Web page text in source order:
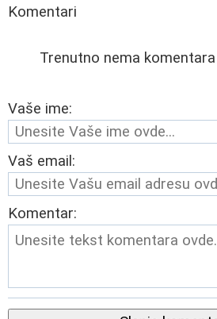
Komentari
Trenutno nema
Vaše ime:
Vaš email:
Komentar: